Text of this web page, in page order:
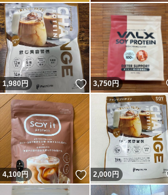
1,980円 いいね！
3,750円
4,100円 いいね！
2,000円